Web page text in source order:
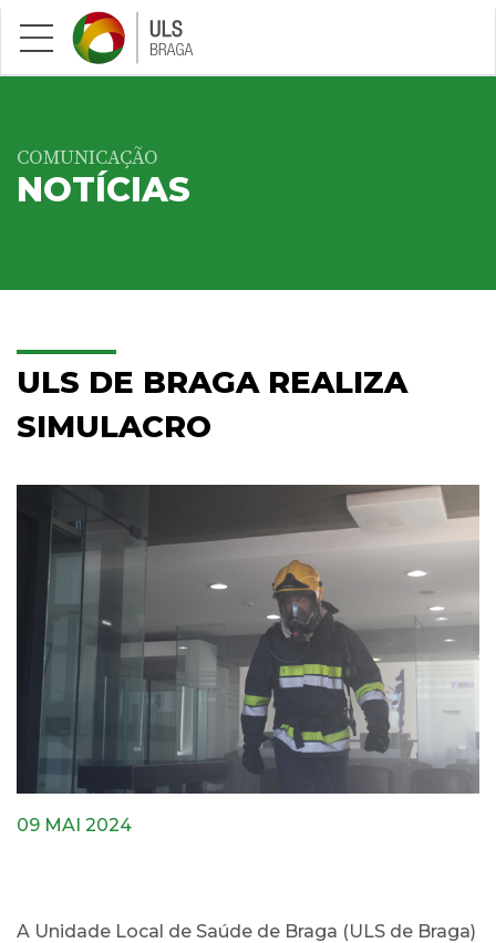
Saltar para conteúdo principal
COMUNICAÇÃO
NOTÍCIAS
ULS DE BRAGA REALIZA
SIMULACRO
09 MAI 2024
A Unidade Local de Saúde de Braga (ULS de Braga)